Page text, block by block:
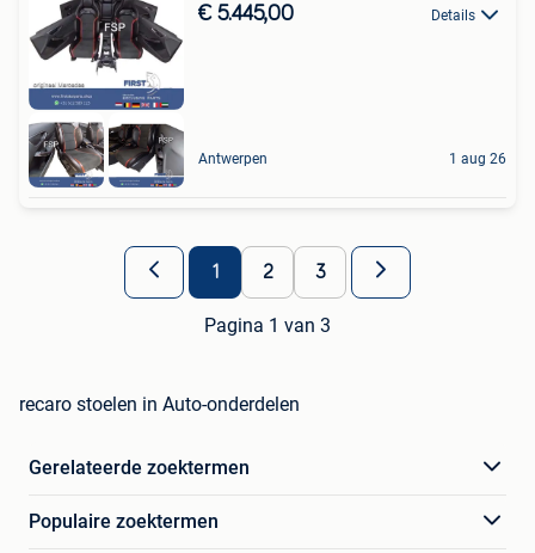
€ 5.445,00 Details
Antwerpen 1 aug 26
1 2 3
Pagina 1 van 3
recaro stoelen in Auto-onderdelen
Gerelateerde zoektermen
Populaire zoektermen